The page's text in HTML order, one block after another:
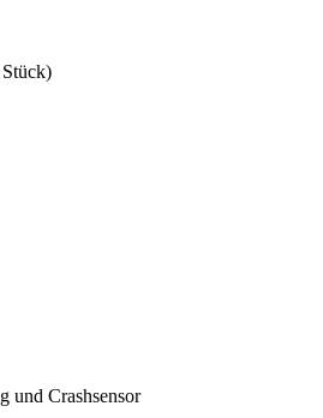
und Crashsensor